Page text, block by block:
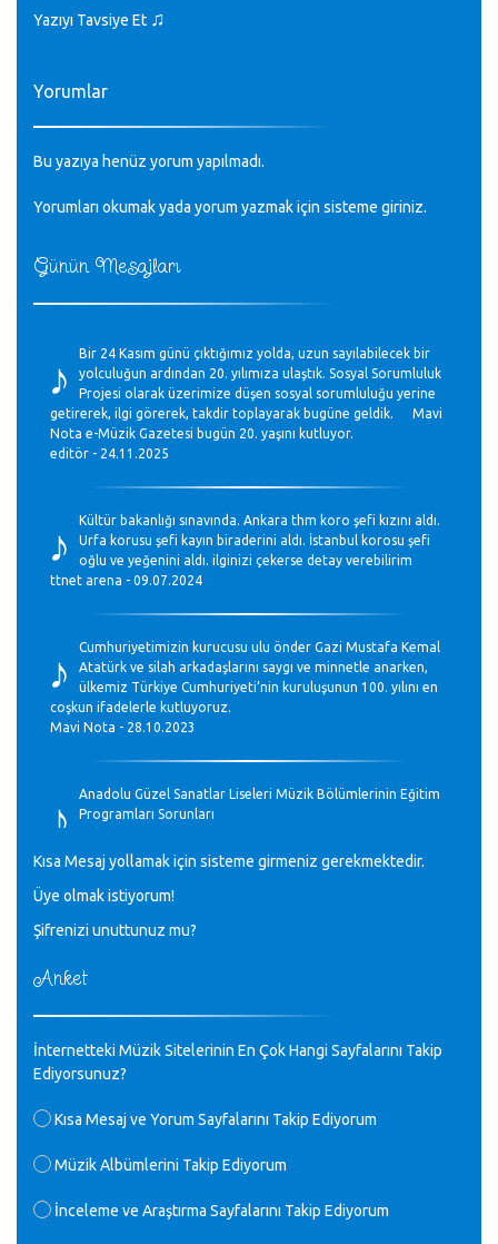
Günün Mesajları
♪
Bir 24 Kasım günü çıktığımız yolda, uzun sayılabilecek bir
yolculuğun ardından 20. yılımıza ulaştık. Sosyal Sorumluluk
Projesi olarak üzerimize düşen sosyal sorumluluğu yerine
getirerek, ilgi görerek, takdir toplayarak bugüne geldik. Mavi
Nota e-Müzik Gazetesi bugün 20. yaşını kutluyor.
editör - 24.11.2025
♪
Kültür bakanlığı sınavında. Ankara thm koro şefi kızını aldı.
Urfa korusu şefi kayın biraderini aldı. İstanbul korosu şefi
oğlu ve yeğenini aldı. ilginizi çekerse detay verebilirim
ttnet arena - 09.07.2024
♪
Cumhuriyetimizin kurucusu ulu önder Gazi Mustafa Kemal
Atatürk ve silah arkadaşlarını saygı ve minnetle anarken,
ülkemiz Türkiye Cumhuriyeti’nin kuruluşunun 100. yılını en
coşkun ifadelerle kutluyoruz.
Mavi Nota - 28.10.2023
♪
Anadolu Güzel Sanatlar Liseleri Müzik Bölümlerinin Eğitim
Programları Sorunları
♪
GEÇMİŞ OLSUN TÜRKİYE!
Mavi Nota - 07.02.2023
♪
30 yıl sonra karşılaşmak çok güzel Kurtuluş, teveccüh
M.Semih Baylan - 08.01.2023
♪
Değerli Müfit hocama en içten sevgi saygılarımı iletin
yaptım.1994 yılında derginin bu daldaki ödülüne layık
görülmüştüm evde yıllar sonra plaketi buldum hadi bir
de verdiği ödülü değerli hocam arşivinde fotoğraf larımız ile
Kısa Mesaj yollamak için sisteme girmeniz gerekmektedir.
Üye olmak istiyorum!
Şifrenizi unuttunuz mu?
Anket
İnternetteki Müzik Sitelerinin En Çok Hangi Sayfalarını Takip
Ediyorsunuz?
Kısa Mesaj ve Yorum Sayfalarını Takip Ediyorum
Müzik Albümlerini Takip Ediyorum
İnceleme ve Araştırma Sayfalarını Takip Ediyorum
Yazıyı Tavsiye Et ♫
Yorumlar
Bu yazıya henüz yorum yapılmadı.
Yorumları okumak yada yorum yazmak için sisteme giriniz.